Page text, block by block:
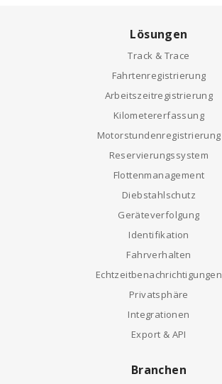
Lösungen
Track & Trace
Fahrtenregistrierung
Arbeitszeitregistrierung
Kilometererfassung
Motorstundenregistrierung
Reservierungssystem
Flottenmanagement
Diebstahlschutz
Geräteverfolgung
Identifikation
Fahrverhalten
Echtzeitbenachrichtigungen
Privatsphäre
Integrationen
Export & API
Branchen